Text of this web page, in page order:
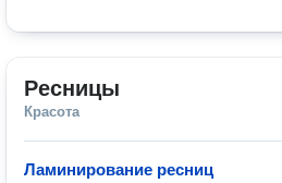
Ресницы
Красота
Ламинирование ресниц